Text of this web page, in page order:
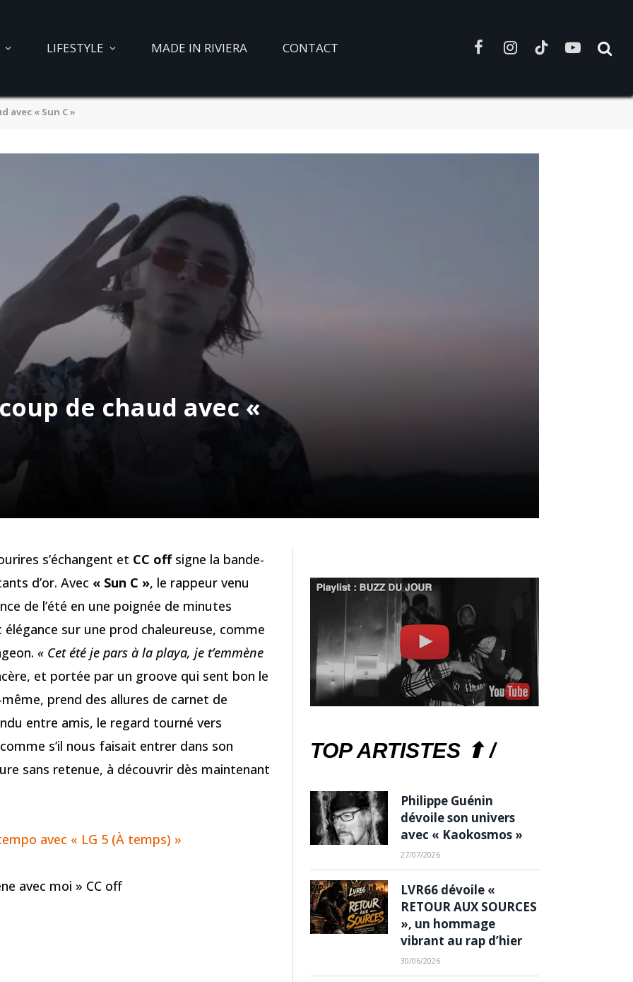
LIFESTYLE MADE IN RIVIERA CONTACT FacebookInstagramTikTokYouTube
avec « Sun C »
de chaud avec «
s’échangent et CC off signe la bande-
d’or. Avec « Sun C », le rappeur venu
de l’été en une poignée de minutes
sur une prod chaleureuse, comme
« Cet été je pars à la playa, je t’emmène
et portée par un groove qui sent bon le
prend des allures de carnet de
entre amis, le regard tourné vers
s’il nous faisait entrer dans son
sans retenue, à découvrir dès maintenant
avec « LG 5 (À temps) »
avec moi » CC off
TOP ARTISTES ⬆ /
Philippe Guénin
dévoile son univers
avec « Kaokosmos »
27/07/2026
LVR66 dévoile «
RETOUR AUX SOURCES
», un hommage
vibrant au rap d’hier
30/06/2026